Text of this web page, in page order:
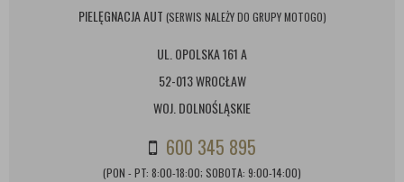
PIELĘGNACJA AUT (SERWIS NALEŻY DO GRUPY MOTOGO)
UL. OPOLSKA 161 A
52-013 WROCŁAW
WOJ. DOLNOŚLĄSKIE
600 345 895
(PON - PT: 8:00-18:00; SOBOTA: 9:00-14:00)